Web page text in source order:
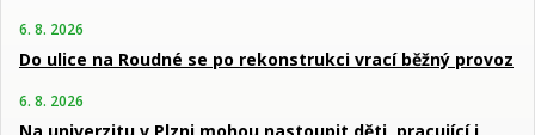
6. 8. 2026
Do ulice na Roudné se po rekonstrukci vrací běžný provoz
6. 8. 2026
Na univerzitu v Plzni mohou nastoupit děti, pracující i